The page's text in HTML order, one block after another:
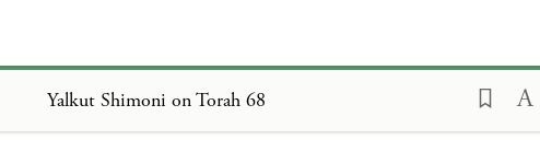
Yalkut Shimoni on Torah 68